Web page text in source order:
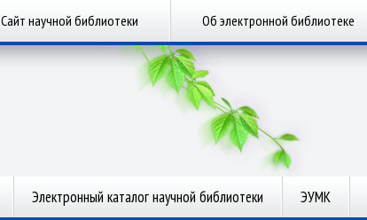
Сайт научной библиотеки Об электронной библиотеке
Электронный каталог научной библиотеки ЭУМК